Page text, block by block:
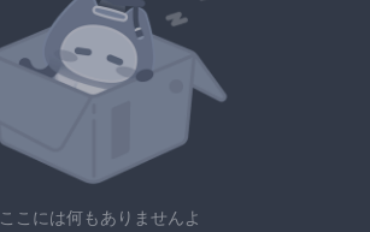
ここには何もありませんよ